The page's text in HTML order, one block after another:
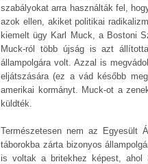
szabályokat arra használták fel,
azok ellen, akiket politikai
kiemelt ügy Karl Muck, a Bostoni
Muck-ról több újság is azt
állampolgára volt. Azzal is
eljátszására (ez a vád később
amerikai kormányt. Muck-ot a
küldték.
Természetesen nem az Egyesült
táborokba zárta bizonyos
is voltak a britekhez képest, ahol